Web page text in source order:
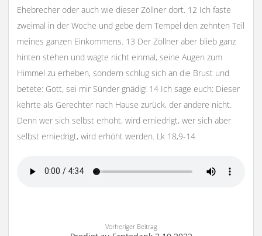
Ehebrecher oder auch wie dieser Zöllner dort. 12 Ich faste
zweimal in der Woche und gebe dem Tempel den zehnten Teil
meines ganzen Einkommens. 13 Der Zöllner aber blieb ganz
hinten stehen und wagte nicht einmal, seine Augen zum
Himmel zu erheben, sondern schlug sich an die Brust und
betete: Gott, sei mir Sünder gnädig! 14 Ich sage euch: Dieser
kehrte als Gerechter nach Hause zurück, der andere nicht.
Denn wer sich selbst erhöht, wird erniedrigt, wer sich aber
selbst erniedrigt, wird erhöht werden. Lk 18,9-14
Vorheriger Beitrag